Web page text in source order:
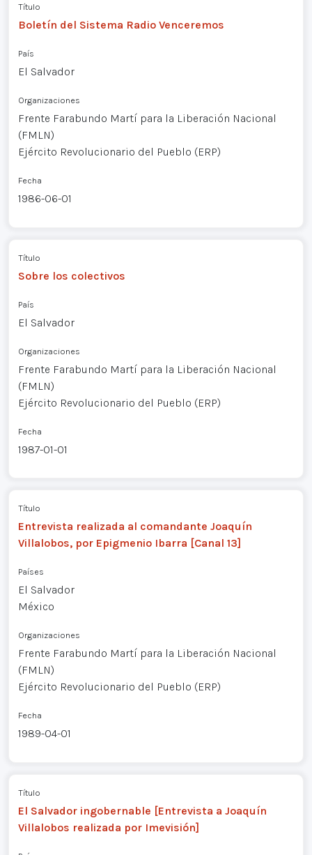
Título
Boletín del Sistema Radio Venceremos
País
El Salvador
Organizaciones
Frente Farabundo Martí para la Liberación Nacional
(FMLN)
Ejército Revolucionario del Pueblo (ERP)
Fecha
1986-06-01
Título
Sobre los colectivos
País
El Salvador
Organizaciones
Frente Farabundo Martí para la Liberación Nacional
(FMLN)
Ejército Revolucionario del Pueblo (ERP)
Fecha
1987-01-01
Título
Entrevista realizada al comandante Joaquín
Villalobos, por Epigmenio Ibarra [Canal 13]
Países
El Salvador
México
Organizaciones
Frente Farabundo Martí para la Liberación Nacional
(FMLN)
Ejército Revolucionario del Pueblo (ERP)
Fecha
1989-04-01
Título
El Salvador ingobernable [Entrevista a Joaquín
Villalobos realizada por Imevisión]